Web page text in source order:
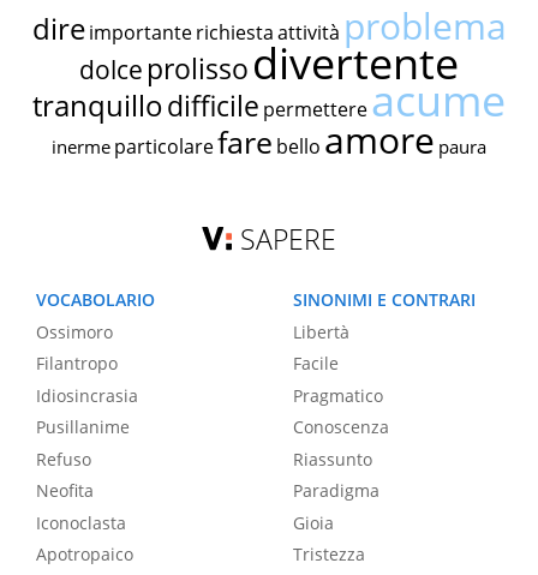
dire importante richiestaattività problema
dolce prolissodivertente
tranquillodifficile permettereacume
inerme particolarefare bello amore paura
SAPERE
VOCABOLARIO
Ossimoro
Filantropo
Idiosincrasia
Pusillanime
Refuso
Neofita
Iconoclasta
Apotropaico
SINONIMI E CONTRARI
Libertà
Facile
Pragmatico
Conoscenza
Riassunto
Paradigma
Gioia
Tristezza